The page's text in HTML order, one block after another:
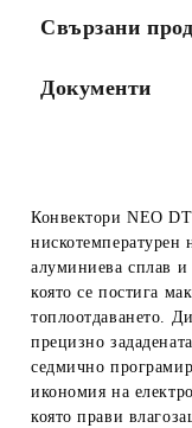
Свързани
Документи
Конвектори NEO
нискотемпературен
алуминиева сплав
която се постига
топлоотдаването.
прецизно
седмично
икономия на
която прави